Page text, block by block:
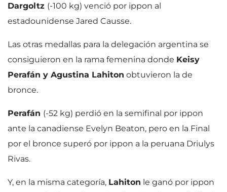
Dargoltz (-100 kg) venció por ippon al
estadounidense Jared Causse.
Las otras medallas para la delegación argentina se
consiguieron en la rama femenina donde Keisy
Perafán y Agustina Lahiton obtuvieron la de
bronce.
Perafán (-52 kg) perdió en la semifinal por ippon
ante la canadiense Evelyn Beaton, pero en la Final
por el bronce superó por ippon a la peruana Driulys
Rivas.
Y, en la misma categoría, Lahiton le ganó por ippon